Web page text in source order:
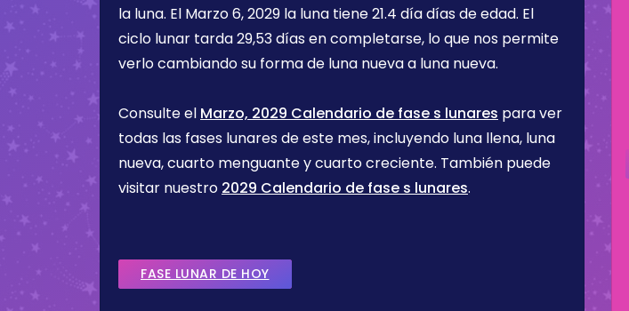
la luna. El Marzo 6, 2029 la luna tiene21.4 díadías de edad. El
ciclo lunar tarda 29,53 días en completarse, lo que nos permite
verlo cambiando su forma de luna nueva a luna nueva.
Consulte el Marzo, 2029 Calendario de fase s lunares para ver
todas las fases lunares de este mes, incluyendo luna llena, luna
nueva, cuarto menguante y cuarto creciente. También puede
visitar nuestro 2029 Calendario de fase s lunares.
FASE LUNAR DE HOY